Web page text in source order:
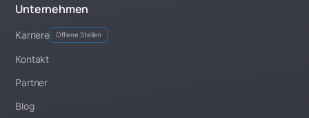
Unternehmen
Karriere Offene Stellen
Kontakt
Partner
Blog